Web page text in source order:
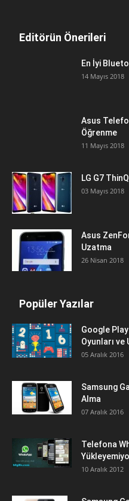
Editörün Önerileri
En İyi
14 Mayıs 2018
Asus
Öğrenme
11 Mayıs 2018
LG G7
03 Mayıs 2018
Asus
Uzatma
26 Nisan 2018
Popüler Yazılar
Google Play
Oyunları ve
05 Aralık 2016
Samsung
Alma
07 Aralık 2016
Telefona
10 Aralık 2012